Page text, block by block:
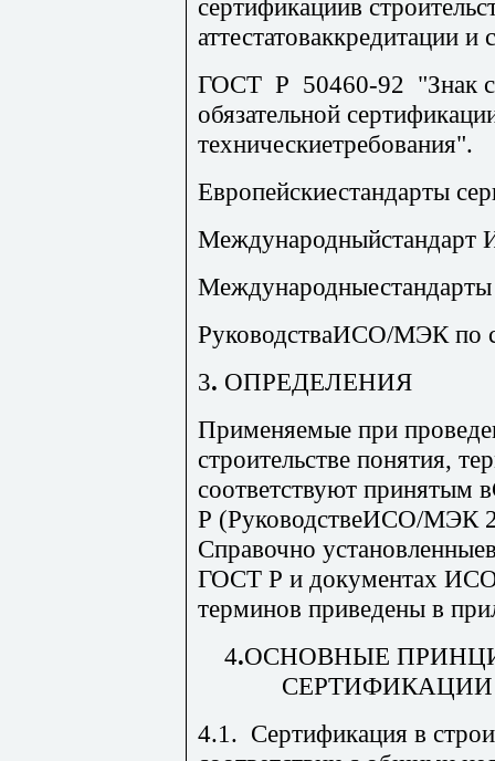
сертификациив
аттестатоваккредитации и
ГОСТ Р 50460-92 "Знак
обязательной
техническиетребования".
Европейскиестандарты
Международныйстандарт
РуководстваИСО/МЭК по
3. ОПРЕДЕЛЕНИЯ
Применяемые при
строительстве понятия,
соответствуют принятым
Р (РуководствеИСО/МЭК
Справочно
ГОСТ Р и документах
терминов приведены в
4.ОСНОВНЫЕ
СЕРТИФИКАЦИИ
4.1. Сертификация в